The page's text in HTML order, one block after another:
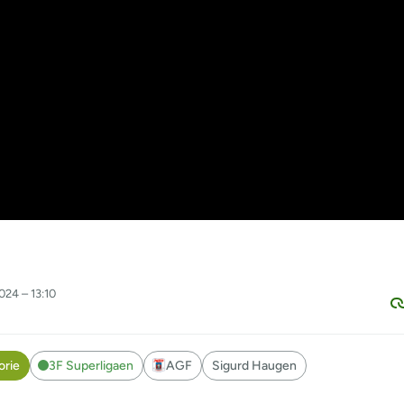
– 13:10
3F Superligaen AGF Sigurd Haugen